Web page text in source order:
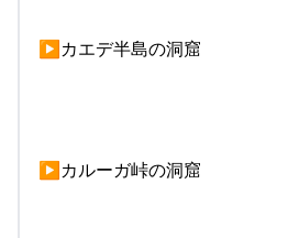
▶カエデ半島の洞窟
▶カルーガ峠の洞窟